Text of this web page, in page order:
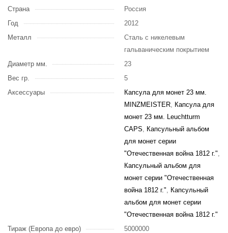
Страна
Россия
Год
2012
Металл
Сталь с никелевым
гальваническим покрытием
Диаметр мм.
23
Вес гр.
5
Аксессуары
Капсула для монет 23 мм.
MINZMEISTER, Капсула для
монет 23 мм. Leuchtturm
CAPS, Капсульный альбом
для монет серии
"Отечественная война 1812 г.",
Капсульный альбом для
монет серии "Отечественная
война 1812 г.", Капсульный
альбом для монет серии
"Отечественная война 1812 г."
Тираж (Европа до евро)
5000000